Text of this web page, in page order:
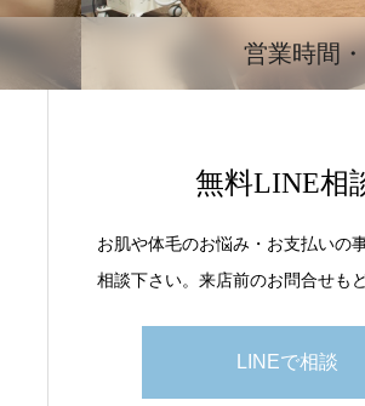
営業時間
無料LINE相
お肌や体毛のお悩み・お支払いの
相談下さい。来店前のお問合せも
LINEで相談